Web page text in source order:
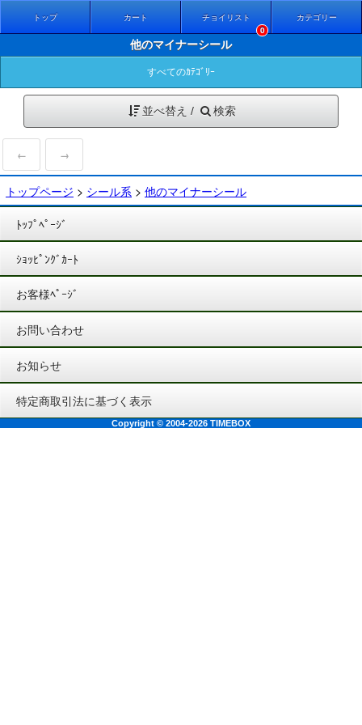
トップ カート
チョイリスト
0
カテゴリー
他のマイナーシール
すべてのｶﾃｺﾞﾘｰ
並べ替え / 検索
← →
トップページ > シール系 > 他のマイナーシール
ﾄｯﾌﾟﾍﾟｰｼﾞ
ｼｮｯﾋﾟﾝｸﾞｶｰﾄ
お客様ﾍﾟｰｼﾞ
お問い合わせ
お知らせ
特定商取引法に基づく表示
Copyright © 2004-2026 TIMEBOX